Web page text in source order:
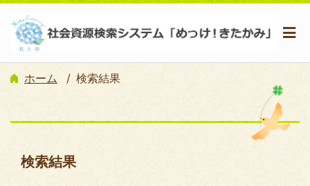
ホーム 検索結果
検索結果